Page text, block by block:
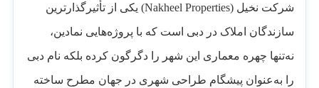
شرکت نخیل (Nakheel Properties) یکی از تأثیرگذارترین
سازندگان املاک در دبی است که با پروژه‌هایی نمادین،
نه‌تنها چهره معماری این شهر را دگرگون کرده بلکه نام دبی
را به‌عنوان پیشگام طراحی شهری در جهان مطرح ساخته